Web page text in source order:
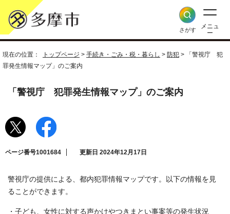
さがす
メニュ
ー
現在の位置： トップページ > 手続き・ごみ・税・暮らし > 防犯 > 「警視庁 犯
罪発生情報マップ」のご案内
「警視庁 犯罪発生情報マップ」のご案内
ページ番号1001684 更新日 2024年12月17日
警視庁の提供による、都内犯罪情報マップです。以下の情報を見
ることができます。
・子ども、女性に対する声かけやつきまとい事案等の発生状況